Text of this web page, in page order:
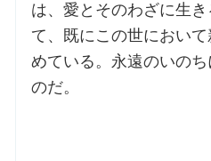
交通・アクセス
は、愛とそのわざに生
て、既にこの世におい
めている。永遠のいの
のだ。